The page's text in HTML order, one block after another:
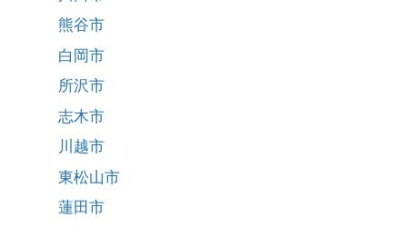
熊谷市
白岡市
所沢市
志木市
川越市
東松山市
蓮田市